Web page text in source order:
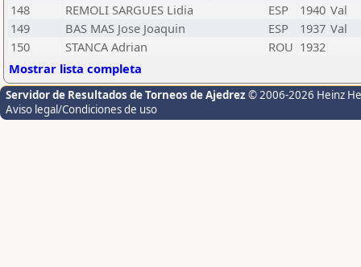
148
REMOLI SARGUES Lidia ESP 1940 Val
149
BAS MAS Jose Joaquin ESP 1937 Val
150
STANCA Adrian ROU 1932
Mostrar lista completa
Servidor de Resultados de Torneos de Ajedrez © 2006-2026 Heinz
Aviso legal/Condiciones de uso